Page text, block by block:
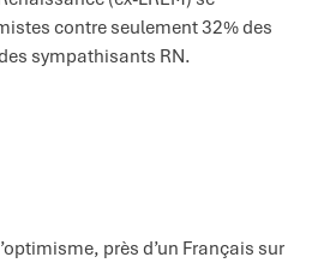
contre seulement 32% des
sympathisants RN.
près d’un Français sur